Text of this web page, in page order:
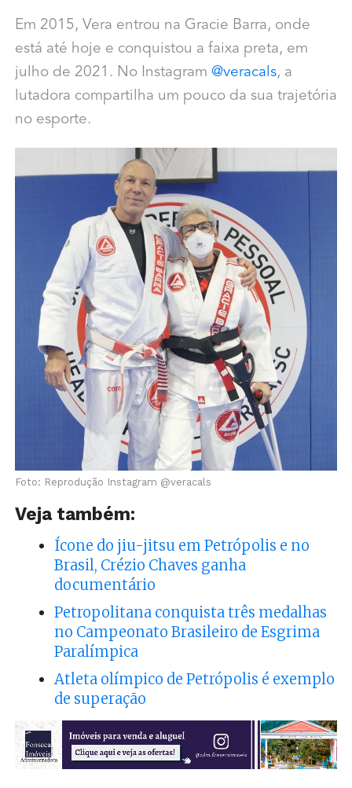
Em 2015, Vera entrou na Gracie Barra, onde
está até hoje e conquistou a faixa preta, em
julho de 2021. No Instagram @veracals, a
lutadora compartilha um pouco da sua trajetória
no esporte.
Foto: Reprodução Instagram @veracals
Veja também:
Ícone do jiu-jitsu em Petrópolis e no
Brasil, Crézio Chaves ganha
documentário
Petropolitana conquista três medalhas
no Campeonato Brasileiro de Esgrima
Paralímpica
Atleta olímpico de Petrópolis é exemplo
de superação